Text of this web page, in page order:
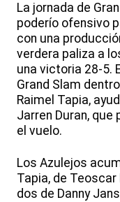
La jornada de
poderío ofensivo
con una
verdera paliza a
una victoria 28-5.
Grand Slam
Raimel Tapia,
Jarren Duran,
el vuelo.
Los Azulejos
Tapia, de Teoscar
dos de Danny